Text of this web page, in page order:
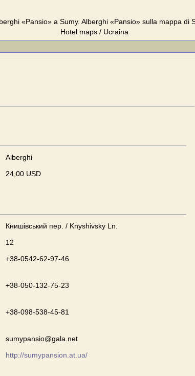
«Pansio» a Sumy. Alberghi «Pansio» sulla mappa di
Hotel maps / Ucraina
Alberghi
24,00 USD
Книшівський пер. / Knyshivsky Ln.
12
+38-0542-62-97-46
+38-050-132-75-23
+38-098-538-45-81
sumypansio@gala.net
http://sumypansion.at.ua/